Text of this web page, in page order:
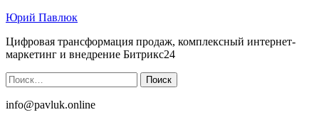
Юрий Павлюк
Цифровая трансформация продаж, комплексный интернет-
маркетинг и внедрение Битрикс24
Найти:
info@pavluk.online